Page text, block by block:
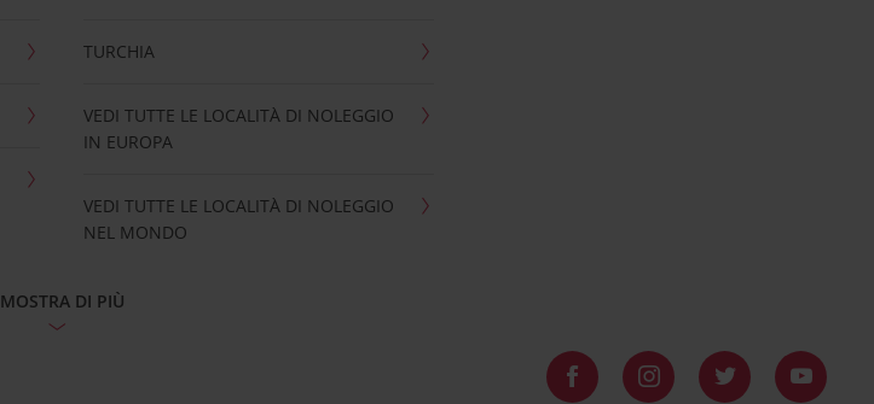
TURCHIA
VEDI TUTTE LE LOCALITÀ DI NOLEGGIO
IN EUROPA
VEDI TUTTE LE LOCALITÀ DI NOLEGGIO
NEL MONDO
MOSTRA DI PIÙ